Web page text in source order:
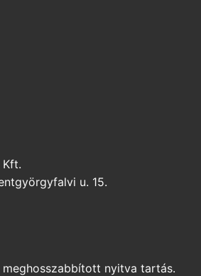
u. 15.
meghosszabbított nyitva tartás.